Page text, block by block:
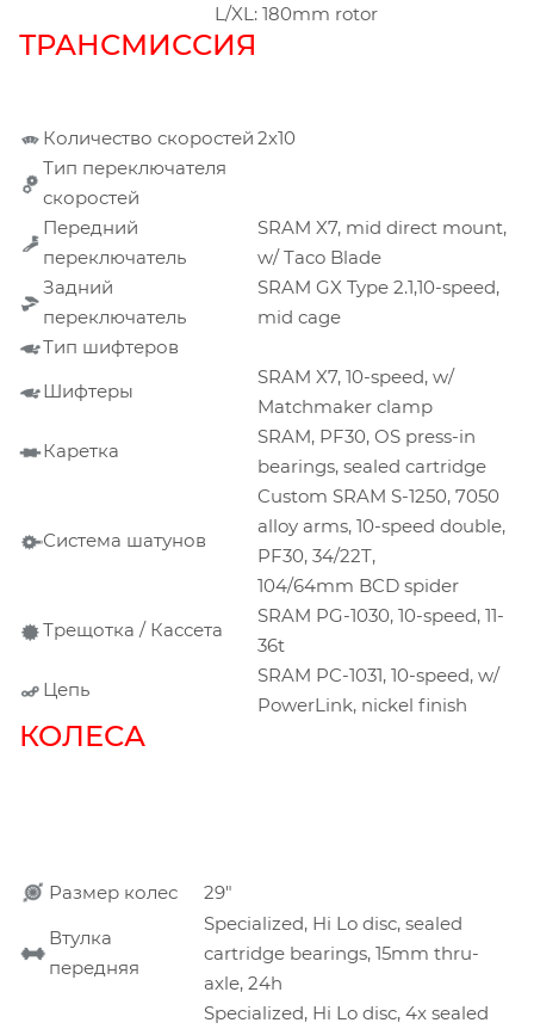
L/XL: 180mm rotor
ТРАНСМИССИЯ
Количество скоростей 2х10
Тип переключателя
скоростей
Передний
переключатель
SRAM X7, mid direct mount,
w/ Taco Blade
Задний
переключатель
SRAM GX Type 2.1,10-speed,
mid cage
Тип шифтеров
Шифтеры
SRAM X7, 10-speed, w/
Matchmaker clamp
Каретка
SRAM, PF30, OS press-in
bearings, sealed cartridge
Система шатунов
Custom SRAM S-1250, 7050
alloy arms, 10-speed double,
PF30, 34/22T,
104/64mm BCD spider
Трещотка / Кассета
SRAM PG-1030, 10-speed, 11-
36t
Цепь
SRAM PC-1031, 10-speed, w/
PowerLink, nickel finish
КОЛЕСА
Размер колес
29"
Втулка
передняя
Specialized, Hi Lo disc, sealed
cartridge bearings, 15mm thru-
axle, 24h
Specialized, Hi Lo disc, 4x sealed